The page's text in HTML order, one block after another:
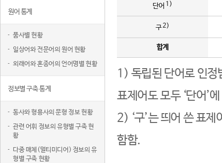
원어 통계
품사별 현황
일상어와 전문어의 원어 현황
외래어와 혼종어의 언어명별 현황
정보별 구축 통계
동사와 형용사의 문형 정보 현황
관련 어휘 정보의 유형별 구축 현
황
다중 매체(멀티미디어) 정보의 유
형별 구축 현황
단어 1)
구2)
합계
1) 독립된 단어로 인정
표제어도 모두 ‘단어’
2) ‘구’는 띄어 쓴 표
함함.